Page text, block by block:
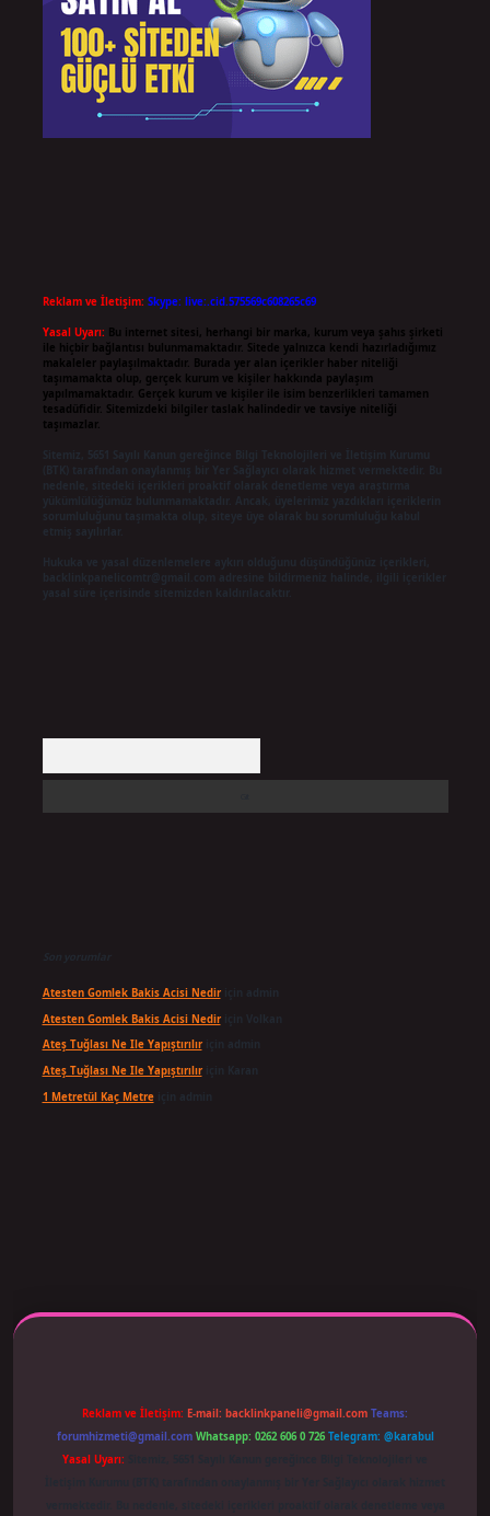
Reklam ve İletişim: Skype: live:.cid.575569c608265c69
Yasal Uyarı: Bu internet sitesi, herhangi bir marka, kurum veya şahıs şirketi
ile hiçbir bağlantısı bulunmamaktadır. Sitede yalnızca kendi hazırladığımız
makaleler paylaşılmaktadır. Burada yer alan içerikler haber niteliği
taşımamakta olup, gerçek kurum ve kişiler hakkında paylaşım
yapılmamaktadır. Gerçek kurum ve kişiler ile isim benzerlikleri tamamen
tesadüfidir. Sitemizdeki bilgiler taslak halindedir ve tavsiye niteliği
taşımazlar.
Sitemiz, 5651 Sayılı Kanun gereğince Bilgi Teknolojileri ve İletişim Kurumu
(BTK) tarafından onaylanmış bir Yer Sağlayıcı olarak hizmet vermektedir. Bu
nedenle, sitedeki içerikleri proaktif olarak denetleme veya araştırma
yükümlülüğümüz bulunmamaktadır. Ancak, üyelerimiz yazdıkları içeriklerin
Hukuka ve yasal düzenlemelere aykırı olduğunu düşündüğünüz içerikleri,
Son yorumlar
Atesten Gomlek Bakis Acisi Nediriçin
Atesten Gomlek Bakis Acisi Nediriçin
Ateş Tuğlası Ne Ile Yapıştırılıriçin
Ateş Tuğlası Ne Ile Yapıştırılıriçin
1 Metretül Kaç Metreiçin
Reklam ve İletişim: E-mail: backlinkpaneli@gmail.com Teams:
forumhizmeti@gmail.com Whatsapp: 0262 606 0 726 Telegram: @karabul
Yasal Uyarı: